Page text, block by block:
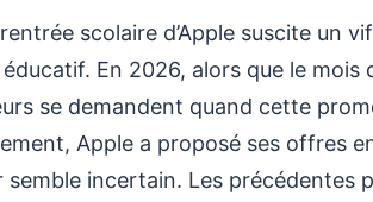
scolaire d’Apple suscite un
En 2026, alors que le mois
se demandent quand cette
Apple a proposé ses offres
semble incertain. Les précédentes